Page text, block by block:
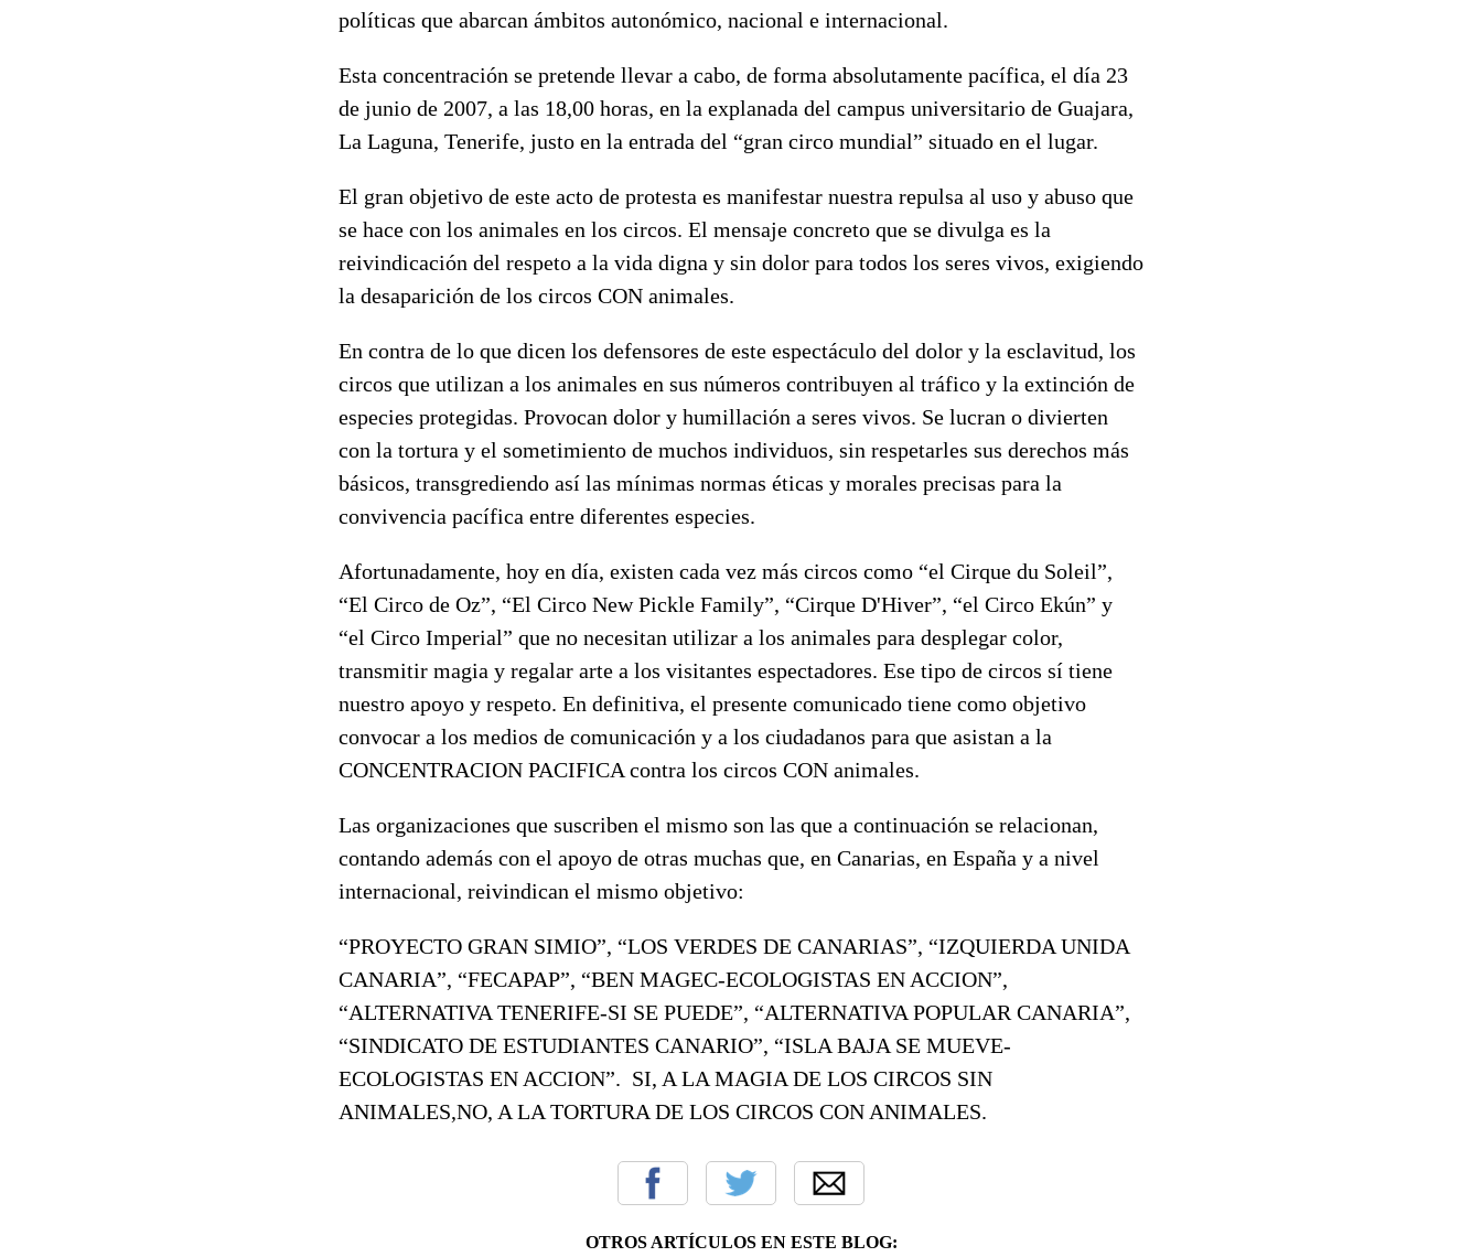
políticas que abarcan ámbitos autonómico, nacional e internacional.
Esta concentración se pretende llevar a cabo, de forma absolutamente pacífica, el día 23
de junio de 2007, a las 18,00 horas, en la explanada del campus universitario de Guajara,
La Laguna, Tenerife, justo en la entrada del “gran circo mundial” situado en el lugar.
El gran objetivo de este acto de protesta es manifestar nuestra repulsa al uso y abuso que
se hace con los animales en los circos. El mensaje concreto que se divulga es la
reivindicación del respeto a la vida digna y sin dolor para todos los seres vivos, exigiendo
la desaparición de los circos CON animales.
En contra de lo que dicen los defensores de este espectáculo del dolor y la esclavitud, los
circos que utilizan a los animales en sus números contribuyen al tráfico y la extinción de
especies protegidas. Provocan dolor y humillación a seres vivos. Se lucran o divierten
con la tortura y el sometimiento de muchos individuos, sin respetarles sus derechos más
básicos, transgrediendo así las mínimas normas éticas y morales precisas para la
convivencia pacífica entre diferentes especies.
Afortunadamente, hoy en día, existen cada vez más circos como “el Cirque du Soleil”,
“El Circo de Oz”, “El Circo New Pickle Family”, “Cirque D'Hiver”, “el Circo Ekún” y
“el Circo Imperial” que no necesitan utilizar a los animales para desplegar color,
transmitir magia y regalar arte a los visitantes espectadores. Ese tipo de circos sí tiene
nuestro apoyo y respeto. En definitiva, el presente comunicado tiene como objetivo
convocar a los medios de comunicación y a los ciudadanos para que asistan a la
CONCENTRACION PACIFICA contra los circos CON animales.
Las organizaciones que suscriben el mismo son las que a continuación se relacionan,
contando además con el apoyo de otras muchas que, en Canarias, en España y a nivel
internacional, reivindican el mismo objetivo:
“PROYECTO GRAN SIMIO”, “LOS VERDES DE CANARIAS”, “IZQUIERDA UNIDA
CANARIA”, “FECAPAP”, “BEN MAGEC-ECOLOGISTAS EN ACCION”,
“ALTERNATIVA TENERIFE-SI SE PUEDE”, “ALTERNATIVA POPULAR CANARIA”,
“SINDICATO DE ESTUDIANTES CANARIO”, “ISLA BAJA SE MUEVE-
ECOLOGISTAS EN ACCION”. SI, A LA MAGIA DE LOS CIRCOS SIN
ANIMALES,NO, A LA TORTURA DE LOS CIRCOS CON ANIMALES.
OTROS ARTÍCULOS EN ESTE BLOG: